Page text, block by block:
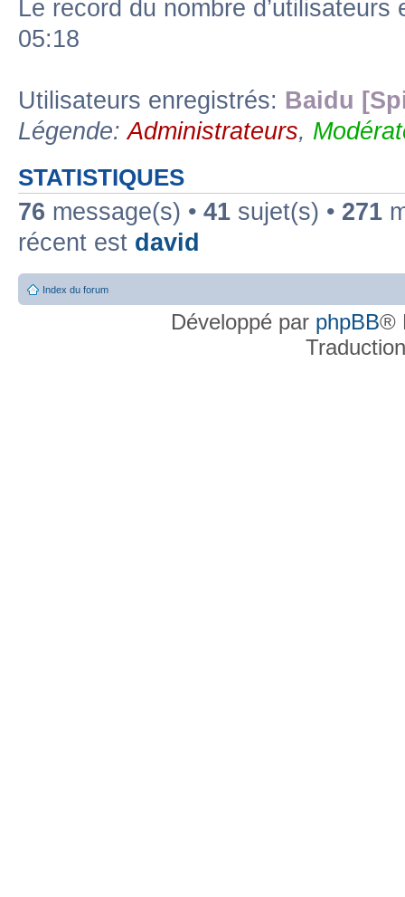
Le record du nombre
05:18
Utilisateurs enregistrés: Baidu
Légende:Administrateurs,
STATISTIQUES
76 message(s) • 41 sujet(s) • 271
récent est david
Index du forum
Développé par phpBB®